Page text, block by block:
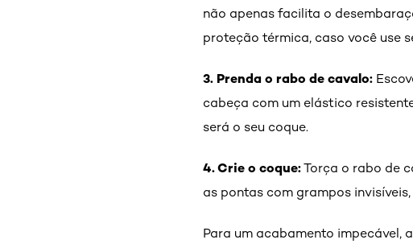
não apenas facilita o
proteção térmica, caso você use
3. Prenda o rabo de cavalo:
cabeça com um elástico
será o seu coque.
4. Crie o coque:Torça o rabo de
as pontas com grampos
Para um acabamento impecável,